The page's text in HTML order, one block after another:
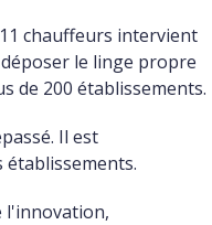
chauffeurs intervient
le linge propre
de 200 établissements.
Il est
l'innovation,